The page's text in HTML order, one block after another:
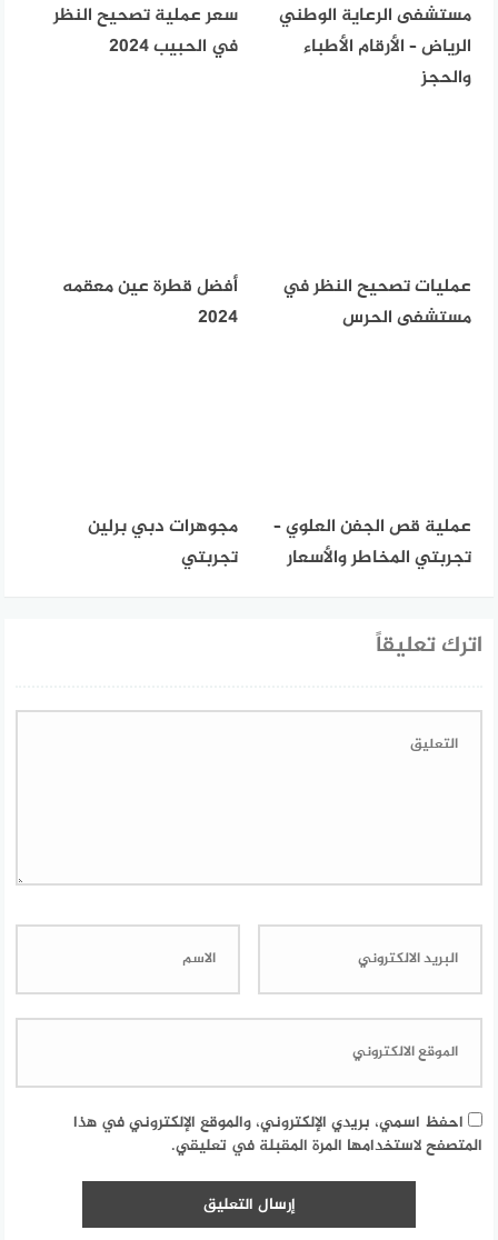
مستشفى الرعاية الوطني
الرياض – الأرقام الأطباء
والحجز
سعر عملية تصحيح النظر
في الحبيب 2024
عمليات تصحيح النظر في
مستشفى الحرس
أفضل قطرة عين معقمه
2024
عملية قص الجفن العلوي –
تجربتي المخاطر والأسعار
مجوهرات دبي برلين
تجربتي
اترك تعليقاً
احفظ اسمي، بريدي الإلكتروني، والموقع الإلكتروني في هذا
المتصفح لاستخدامها المرة المقبلة في تعليقي.